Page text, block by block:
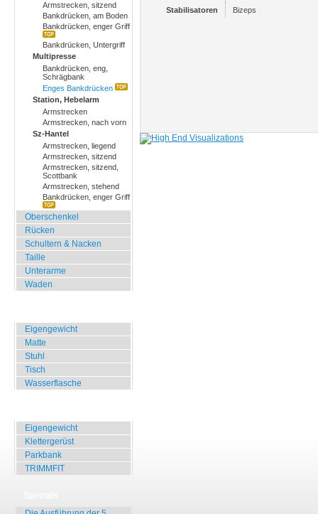
Armstrecken, sitzend
Bankdrücken, am Boden
Bankdrücken, enger Griff
Bankdrücken, Untergriff
Multipresse
Bankdrücken, eng,
Schrägbank
Enges Bankdrücken
Station, Hebelarm
Armstrecken
Armstrecken, nach vorn
Sz-Hantel
Armstrecken, liegend
Armstrecken, sitzend
Armstrecken, sitzend,
Scottbank
Armstrecken, stehend
Bankdrücken, enger Griff
Oberschenkel
Rücken
Schultern & Nacken
Taille
Unterarme
Waden
Eigengewicht
Matte
Stuhl
Tisch
Wasserflasche
Eigengewicht
Klettergerüst
Parkbank
TRIMMFIT
Stabilisatoren
Bizeps